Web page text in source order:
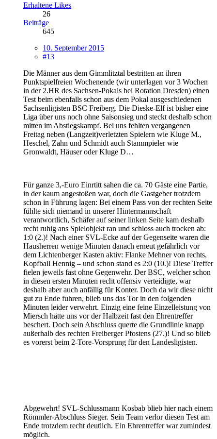
Erhaltene Likes
26
Beiträge
645
10. September 2015
#13
Die Männer aus dem Gimmlitztal bestritten an ihren
Punktspielfreien Wochenende (wir unterlagen vor 3 Wochen
in der 2.HR des Sachsen-Pokals bei Rotation Dresden) einen
Test beim ebenfalls schon aus dem Pokal ausgeschiedenen
Sachsenligisten BSC Freiberg. Die Dieske-Elf ist bisher eine
Liga über uns noch ohne Saisonsieg und steckt deshalb schon
mitten im Abstiegskampf. Bei uns fehlten vergangenen
Freitag neben (Langzeit)verletzten Spielern wie Kluge M.,
Heschel, Zahn und Schmidt auch Stammpieler wie
Gronwaldt, Häuser oder Kluge D…
Für ganze 3,-Euro Einrtitt sahen die ca. 70 Gäste eine Partie,
in der kaum angestoßen war, doch die Gastgeber trotzdem
schon in Führung lagen: Bei einem Pass von der rechten Seite
fühlte sich niemand in unserer Hintermannschaft
verantwortlich, Schäfer auf seiner linken Seite kam deshalb
recht ruhig ans Spielobjekt ran und schloss auch trocken ab:
1:0 (2.)! Nach einer SVL-Ecke auf der Gegenseite waren die
Hausherren wenige Minuten danach erneut gefährlich vor
dem Lichtenberger Kasten aktiv: Flanke Mehner von rechts,
Kopfball Hennig – und schon stand es 2:0 (10.)! Diese Treffer
fielen jeweils fast ohne Gegenwehr. Der BSC, welcher schon
in diesen ersten Minuten recht offensiv verteidigte, war
deshalb aber auch anfällig für Konter. Doch da wir diese nicht
gut zu Ende fuhren, blieb uns das Tor in den folgenden
Minuten leider verwehrt. Einzig eine feine Einzelleistung von
Miersch hätte uns vor der Halbzeit fast den Ehrentreffer
beschert. Doch sein Abschluss querte die Grundlinie knapp
außerhalb des rechten Freiberger Pfostens (27.)! Und so blieb
es vorerst beim 2-Tore-Vorsprung für den Landesligisten.
Abgewehrt! SVL-Schlussmann Kosbab blieb hier nach einem
Römmler-Abschluss Sieger. Sein Team verlor diesen Test am
Ende trotzdem recht deutlich. Ein Ehrentreffer war zumindest
möglich.